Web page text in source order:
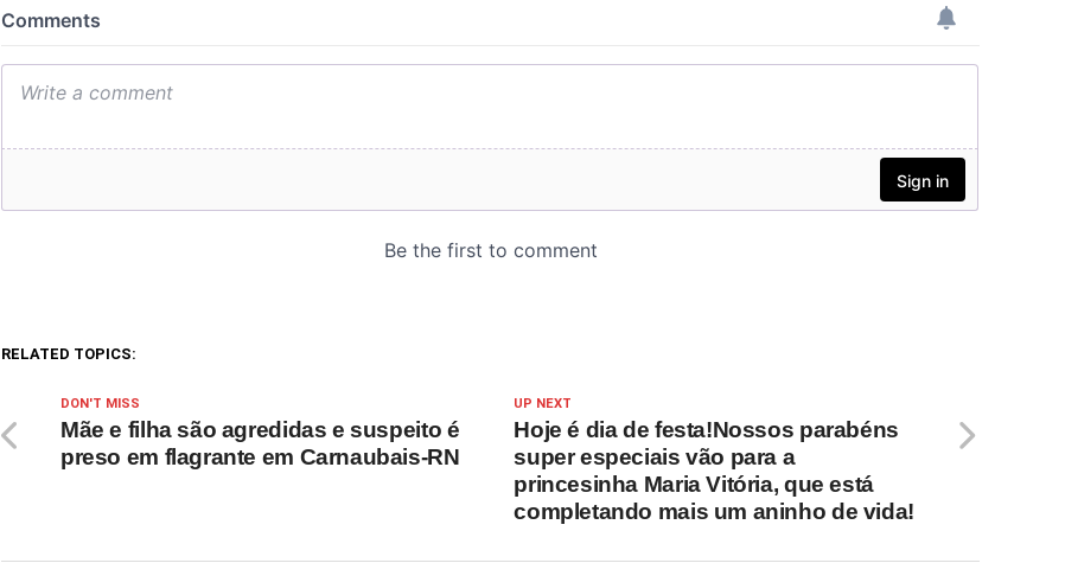
RELATED TOPICS:
UP NEXT
Hoje é dia de festa!Nossos parabéns
super especiais vão para a
princesinha Maria Vitória, que está
completando mais um aninho de vida!
DON'T MISS
Mãe e filha são agredidas e suspeito é
preso em flagrante em Carnaubais-RN